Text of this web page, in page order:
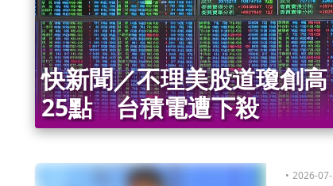
快新聞／不理美股道瓊創
25點 台積電遭下殺
2026-